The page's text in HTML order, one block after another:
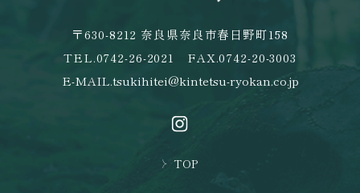
〒630-8212 奈良県奈良市春日野町158
TEL.0742-26-2021
FAX.0742-20-3003
E-MAIL.tsukihitei@kintetsu-ryokan.co.jp
TOP